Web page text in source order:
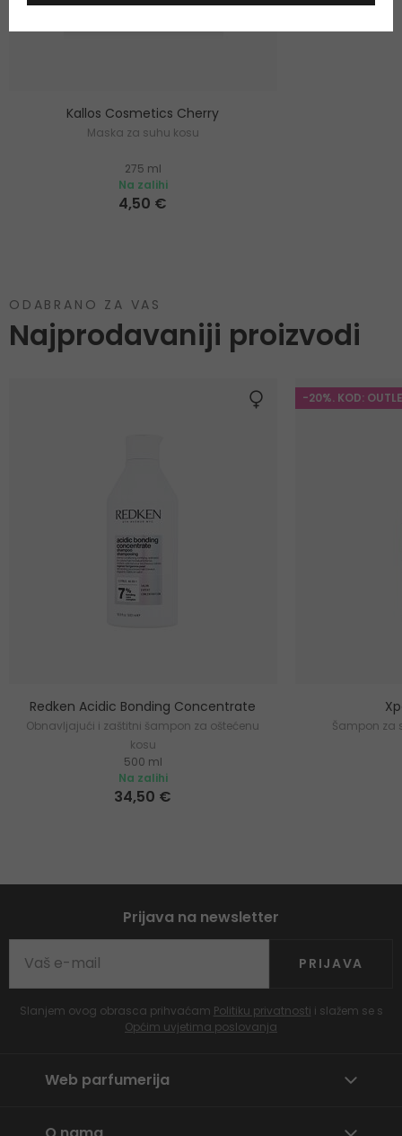
Kallos Cosmetics Cherry
Maska za suhu kosu
275 ml
Na zalihi
4,50 €
ODABRANO ZA VAS
Najprodavaniji proizvodi
Redken Acidic Bonding Concentrate
Obnavljajući i zaštitni šampon za oštećenu
kosu
500 ml
Na zalihi
34,50 €
-20%. KOD:
Šampon za
Prijava na newsletter
PRIJAVA
Slanjem ovog obrasca prihvaćam Politiku privatnosti i slažem se s
Općim uvjetima poslovanja
Web parfumerija